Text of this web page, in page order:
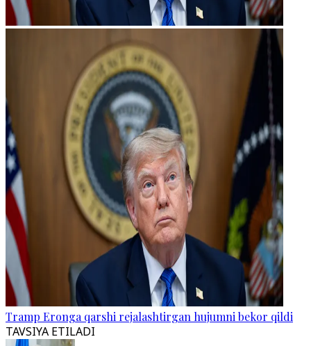
Tramp Eronga qarshi rejalashtirgan hujumni bekor qildi
TAVSIYA ETILADI